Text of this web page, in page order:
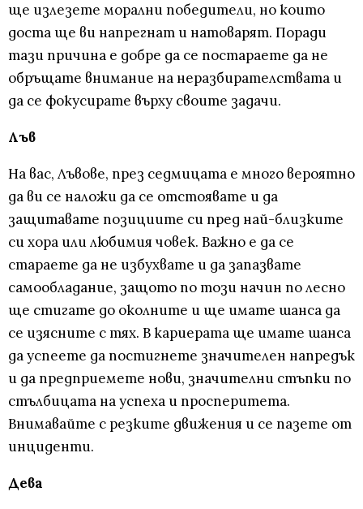
ще излезете морални победители, но които
доста ще ви напрегнат и натоварят. Поради
тази причина е добре да се постараете да не
обръщате внимание на неразбирателствата и
да се фокусирате върху своите задачи.
Лъв
На вас, Лъвове, през седмицата е много вероятно
да ви се наложи да се отстоявате и да
защитавате позициите си пред най-близките
си хора или любимия човек. Важно е да се
стараете да не избухвате и да запазвате
самообладание, защото по този начин по лесно
ще стигате до околните и ще имате шанса да
се изясните с тях. В кариерата ще имате шанса
да успеете да постигнете значителен напредък
и да предприемете нови, значителни стъпки по
стълбицата на успеха и просперитета.
Внимавайте с резките движения и се пазете от
инциденти.
Дева